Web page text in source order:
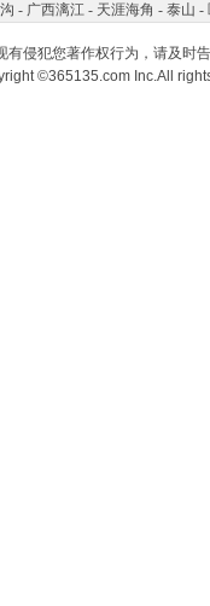
- 广西漓江- 天涯海角 - 泰山 -
侵犯您著作权行为，请及时
©365135.com Inc.All